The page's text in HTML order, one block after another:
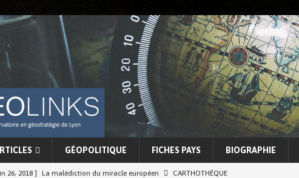
GÉOPOLITIQUE FICHES PAYS BIOGRAPHIE
26, 2018 ] La malédiction du miracle européen CARTHOTHÈQUE